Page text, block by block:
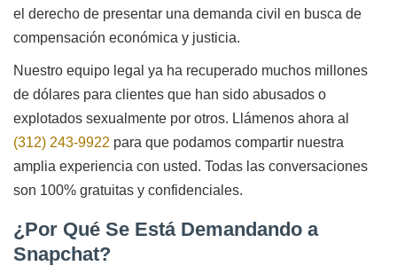
el derecho de presentar una demanda civil en busca de
compensación económica y justicia.
Nuestro equipo legal ya ha recuperado muchos millones
de dólares para clientes que han sido abusados o
explotados sexualmente por otros. Llámenos ahora al
(312) 243-9922 para que podamos compartir nuestra
amplia experiencia con usted. Todas las conversaciones
son 100% gratuitas y confidenciales.
¿Por Qué Se Está Demandando a
Snapchat?